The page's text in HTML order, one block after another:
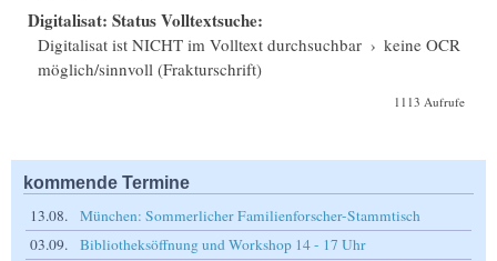
Digitalisat: Status Volltextsuche:
Digitalisat ist NICHT im Volltext durchsuchbar › keine OCR
möglich/sinnvoll (Frakturschrift)
1113 Aufrufe
kommende Termine
13.08.
München: Sommerlicher Familienforscher-Stammtisch
03.09.
Bibliotheksöffnung und Workshop 14 - 17 Uhr